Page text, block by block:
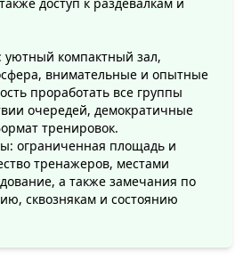
пилатес. Каждое
вам укрепить тело, снять
здоровье.
удобные и чистые раздевалки
Также имеется парковка для
"Юность-Минск" поможет
результата и привести свое
Работа в дружеской
опытных
ваш успех.
доступ к раздевалкам и
компактный зал,
внимательные и опытные
проработать все группы
очередей, демократичные
тренировок.
ограниченная площадь и
тренажеров, местами
а также замечания по
сквознякам и состоянию